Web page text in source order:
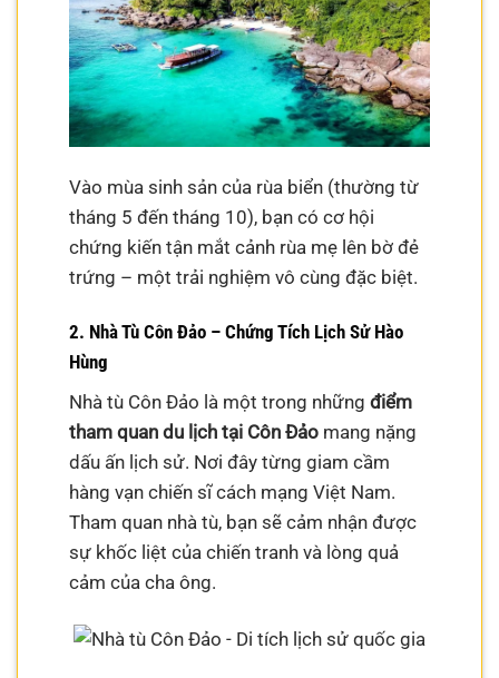
Vào mùa sinh sản của rùa biển (thường từ
tháng 5 đến tháng 10), bạn có cơ hội
chứng kiến tận mắt cảnh rùa mẹ lên bờ đẻ
trứng – một trải nghiệm vô cùng đặc biệt.
2. Nhà Tù Côn Đảo – Chứng Tích Lịch Sử Hào
Hùng
Nhà tù Côn Đảo là một trong nhữngđiểm
tham quan du lịch tại Côn Đảo mang nặng
dấu ấn lịch sử. Nơi đây từng giam cầm
hàng vạn chiến sĩ cách mạng Việt Nam.
Tham quan nhà tù, bạn sẽ cảm nhận được
sự khốc liệt của chiến tranh và lòng quả
cảm của cha ông.